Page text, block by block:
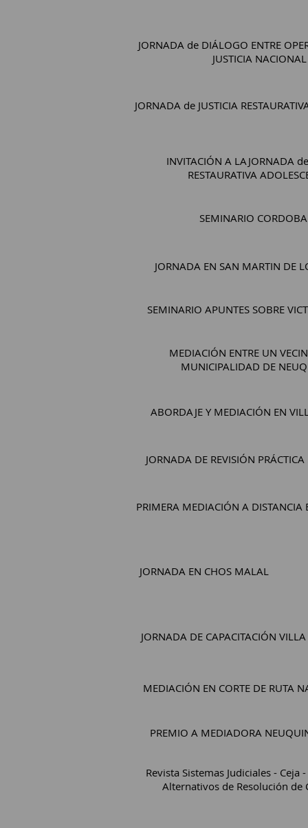
JORNADA de DIÁLOGO ENTRE
JUSTICIA NACIONAL
JORNADA de JUSTICIA
INVITACIÓN A LAJORNADA
RESTAURATIVA
SEMINARIO CORDOBA
JORNADA EN SAN MARTIN DE
SEMINARIO APUNTES SOBRE
MEDIACIÓN ENTRE UN
MUNICIPALIDAD DE
ABORDAJE Y MEDIACIÓN EN
JORNADA DE REVISIÓN
PRIMERA MEDIACIÓN A DISTANCIA
JORNADA EN CHOS MALAL
JORNADA DE CAPACITACIÓN
MEDIACIÓN EN CORTE DE RUTA
PREMIO A MEDIADORA
Revista Sistemas Judiciales - Ceja
Alternativos de Resolución de